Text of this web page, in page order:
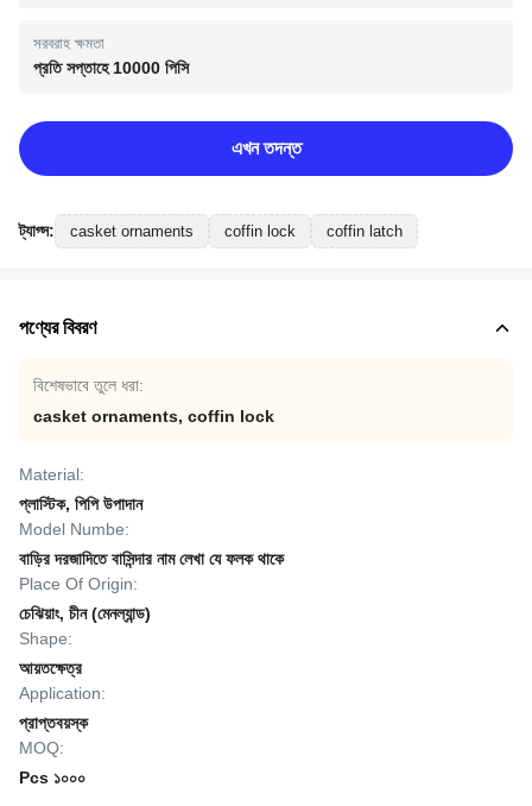
সরবরাহ ক্ষমতা
প্রতি সপ্তাহে 10000 পিসি
এখন তদন্ত
ট্যাগ্স: casket ornaments coffin lock coffin latch
পণ্যের বিবরণ
বিশেষভাবে তুলে ধরা:
casket ornaments, coffin lock
Material:
প্লাস্টিক, পিপি উপাদান
Model Numbe:
বাড়ির দরজাদিতে বাসিন্দার নাম লেখা যে ফলক থাকে
Place Of Origin:
চেঝিয়াং, চীন (মেনল্যান্ড)
Shape:
আয়তক্ষেত্র
Application:
প্রাপ্তবয়স্ক
MOQ:
Pcs ১০০০